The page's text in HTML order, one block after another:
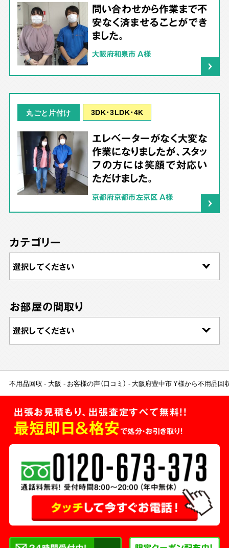
問い合わせから作業まで不
安なく済ませることができ
ました。
大阪府和泉市 A様
丸ごと片付け 3DK･3LDK･4K
エレベーターがなく大変な
作業になりましたが、スタッ
フの方には笑顔で対応い
ただけました。
京都府京都市左京区 A様
カテゴリー
お部屋の間取り
不用品回収 大阪 お客様の声（口コミ） 大阪府豊中市 Y様から不用品回
出張お見積もり、出張査定すべて無料!!
最短即日＆格安で処分・お引き取り！